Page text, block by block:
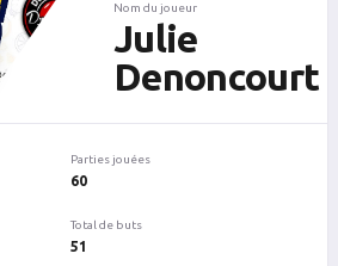
Nom du joueur
Julie
Denoncourt
Parties jouées
60
Total de buts
51